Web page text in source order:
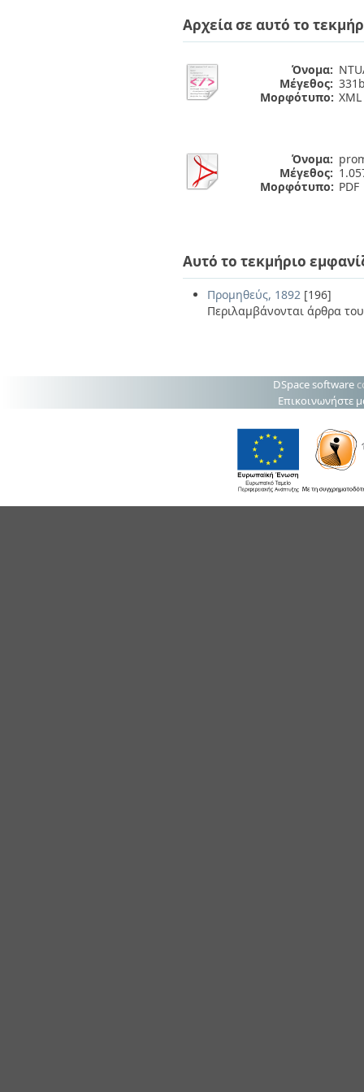
Αρχεία σε αυτό το
Όνομα:
Μέγεθος:
Μορφότυπο: XML
Όνομα:
Μέγεθος:
Μορφότυπο: PDF
Αυτό το τεκμήριο
Προμηθεύς, 1892 [196]
Περιλαμβάνονται άρθρα
DSpace software
Επικοινωνήστε